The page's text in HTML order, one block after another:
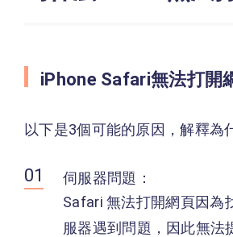
iPhone Safari無法打開
以下是3個可能的原因，解釋為
伺服器問題：
Safari 無法打開網頁因為
服器遇到問題，因此無法